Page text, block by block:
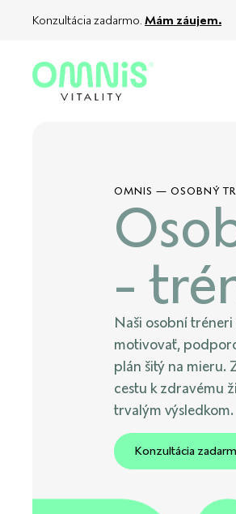
Konzultácia zadarmo. Mám záujem.
OMNIS —OSOBNÝ
-
Naši osobní
motivovať,
plán šitý na mieru.
cestu k zdravému
trvalým výsledkom.
Konzultácia